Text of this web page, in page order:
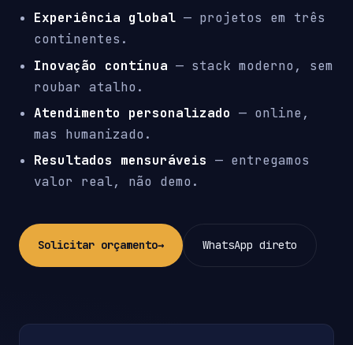
Experiência global — projetos em três
continentes.
Inovação contínua — stack moderno, sem
roubar atalho.
Atendimento personalizado — online,
mas humanizado.
Resultados mensuráveis — entregamos
valor real, não demo.
Solicitar orçamento→ WhatsApp direto